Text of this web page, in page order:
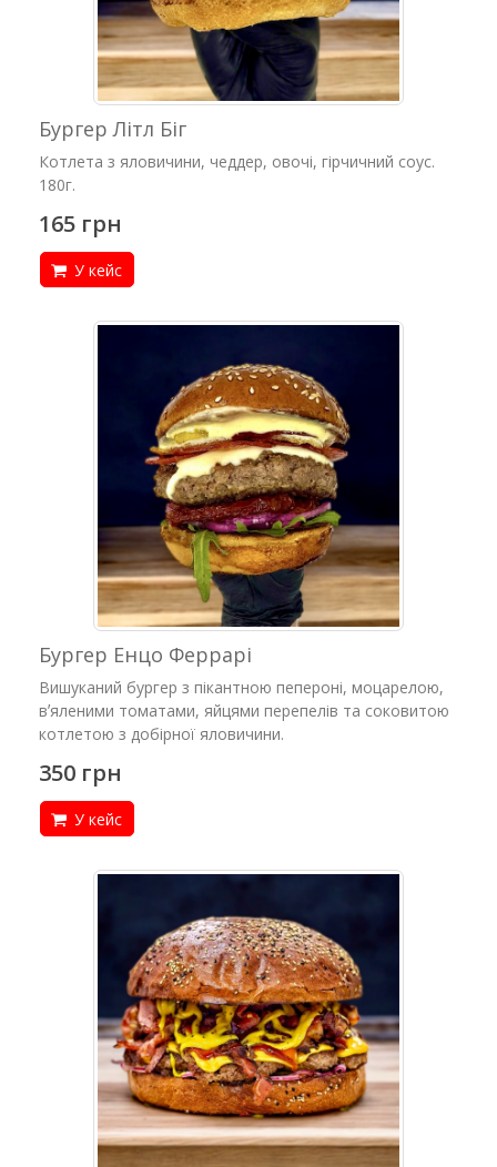
Бургер Літл Біг
Котлета з яловичини, чеддер, овочі, гірчичний соус.
180г.
165 грн
У кейс
Бургер Енцо Феррарі
Вишуканий бургер з пікантною пепероні, моцарелою,
вʼяленими томатами, яйцями перепелів та соковитою
котлетою з добірної яловичини.
350 грн
У кейс